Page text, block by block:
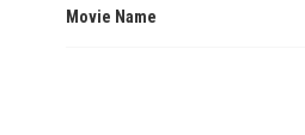
Movie Name